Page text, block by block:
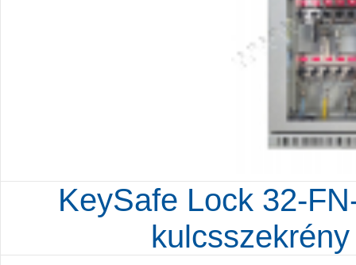
KeySafe Lock 32-